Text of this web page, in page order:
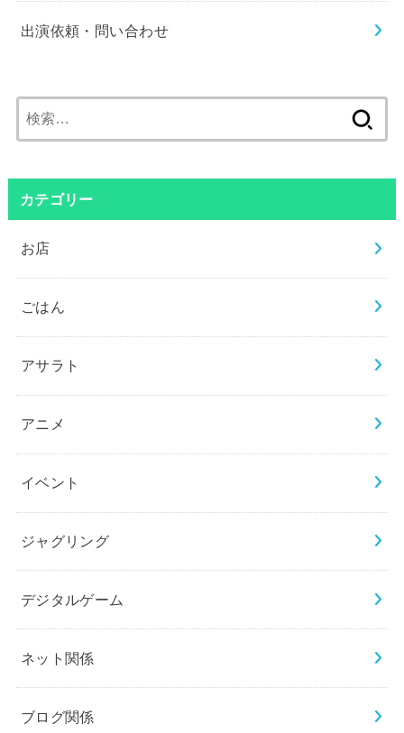
出演依頼・問い合わせ
索:
カテゴリー
お店
ごはん
アサラト
アニメ
イベント
ジャグリング
デジタルゲーム
ネット関係
ブログ関係